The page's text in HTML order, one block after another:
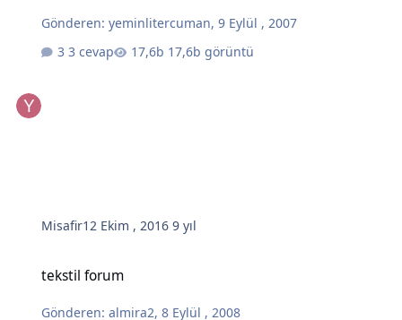
Gönderen:yeminlitercuman,9 Eylül , 2007
3 cevap
17,6b görüntü
Misafir12 Ekim , 20169 yıl
tekstil forum
Gönderen:almira2,8 Eylül , 2008